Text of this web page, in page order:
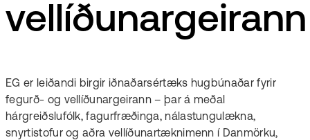
vellíðunargeirann
EG er leiðandi birgir iðnaðarsértæks hugbúnaðar fyrir
fegurð- og vellíðunargeirann – þar á meðal
hárgreiðslufólk, fagurfræðinga, nálastungulækna,
snyrtistofur og aðra vellíðunartæknimenn í Danmörku,